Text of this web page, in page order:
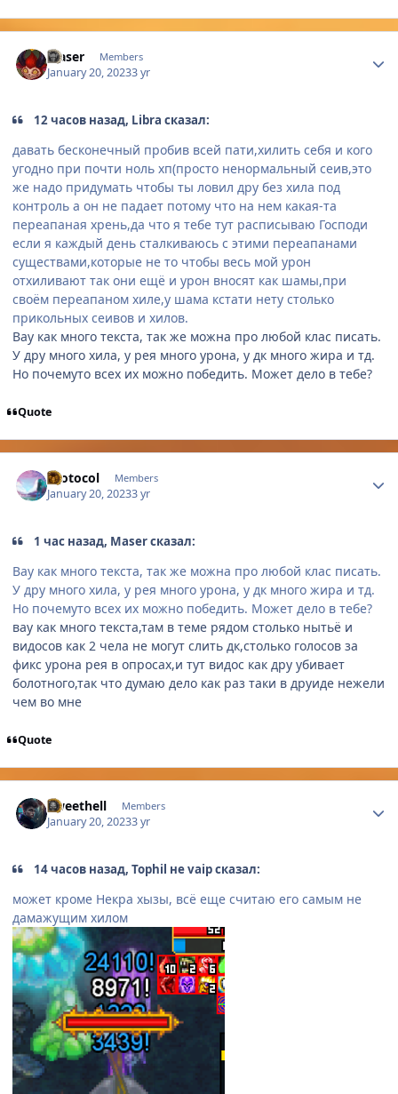
Maser Members
January 20, 20233 yr
12 часов назад, Libra сказал:
давать бесконечный пробив всей пати,хилить себя и кого
угодно при почти ноль хп(просто ненормальный сеив,это
же надо придумать чтобы ты ловил дру без хила под
контроль а он не падает потому что на нем какая-та
переапаная хрень,да что я тебе тут расписываю Господи
если я каждый день сталкиваюсь с этими переапанами
существами,которые не то чтобы весь мой урон
отхиливают так они ещё и урон вносят как шамы,при
своём переапаном хиле,у шама кстати нету столько
прикольных сеивов и хилов.
Вау как много текста, так же можна про любой клас писать.
У дру много хила, у рея много урона, у дк много жира и тд.
Но почемуто всех их можно победить. Может дело в тебе?
Quote
Protocol Members
January 20, 20233 yr
1 час назад, Maser сказал:
Вау как много текста, так же можна про любой клас писать.
У дру много хила, у рея много урона, у дк много жира и тд.
Но почемуто всех их можно победить. Может дело в тебе?
вау как много текста,там в теме рядом столько нытьё и
видосов как 2 чела не могут слить дк,столько голосов за
фикс урона рея в опросах,и тут видос как дру убивает
болотного,так что думаю дело как раз таки в друиде нежели
чем во мне
Quote
Sweethell Members
January 20, 20233 yr
14 часов назад, Tophil не vaip сказал:
может кроме Некра хызы, всё еще считаю его самым не
дамажущим хилом